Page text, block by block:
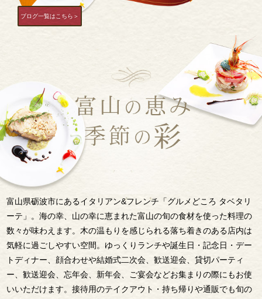
ブログ一覧はこちら＞
富山県砺波市にあるイタリアン&フレンチ「グルメどころ タベタリ
ーテ」。海の幸、山の幸に恵まれた富山の旬の食材を使った料理の
数々が味わえます。木の温もりを感じられる落ち着きのある店内は
気軽に過ごしやすい空間。ゆっくりランチや誕生日・記念日・デー
トディナー、顔合わせや結婚式二次会、歓送迎会、貸切パーティ
ー、歓送迎会、忘年会、新年会、ご宴会などお集まりの際にもお使
いいただけます。接待用のテイクアウト・持ち帰りや通販でも旬の